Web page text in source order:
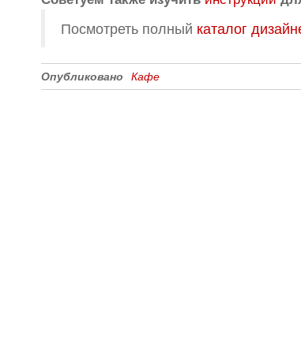
Посмотреть полный каталог
Опубликовано Кафе